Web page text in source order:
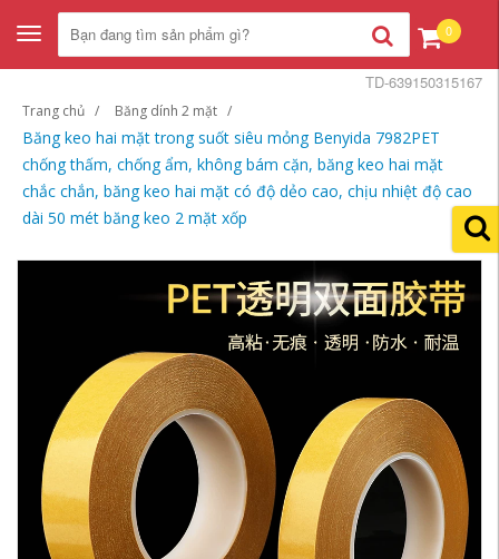
Toggle
navigation
0
Trang chủ Băng dính 2 mặt
Băng keo hai mặt trong suốt siêu mỏng Benyida 7982PET
chống thấm, chống ẩm, không bám cặn, băng keo hai mặt
chắc chắn, băng keo hai mặt có độ dẻo cao, chịu nhiệt độ cao
dài 50 mét băng keo 2 mặt xốp
TD-639150315167